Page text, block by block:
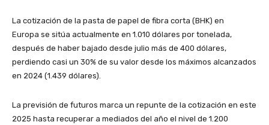
La cotización de la pasta de papel de fibra corta (BHK) en
Europa se sitúa actualmente en 1.010 dólares por tonelada,
después de haber bajado desde julio más de 400 dólares,
perdiendo casi un 30% de su valor desde los máximos alcanzados
en 2024 (1.439 dólares).
La previsión de futuros marca un repunte de la cotización en este
2025 hasta recuperar a mediados del año el nivel de 1.200